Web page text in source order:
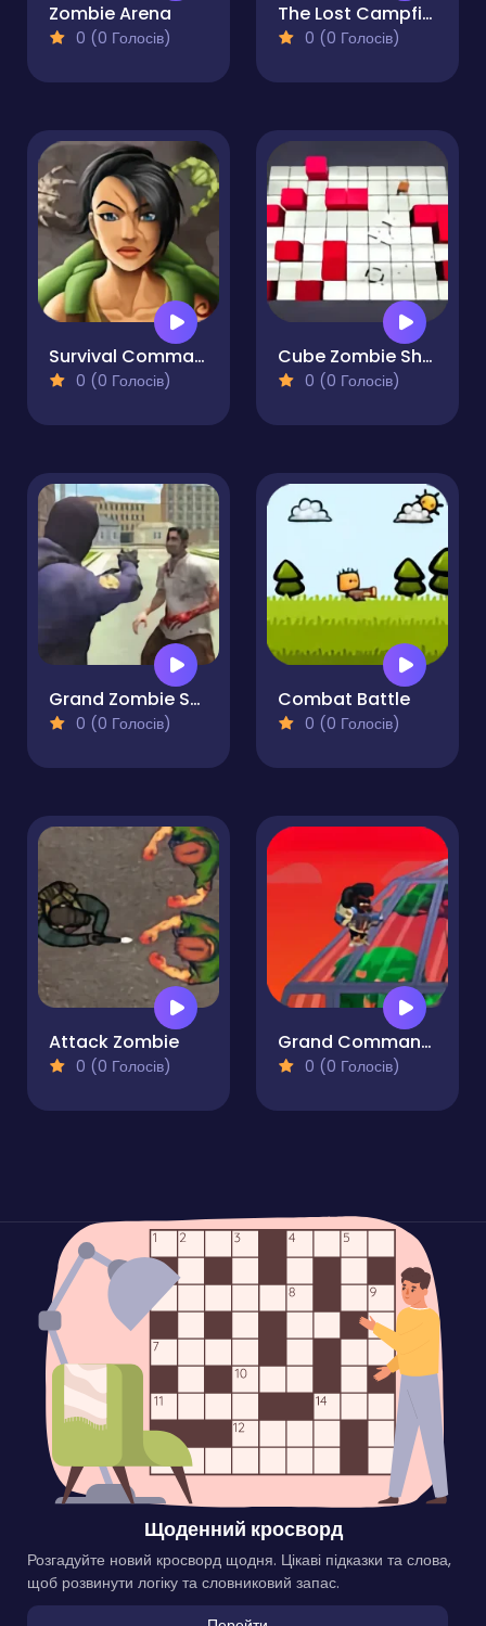
Zombie Arena
0 (0 Голосів)
The Lost Campfire
0 (0 Голосів)
Survival Commando
0 (0 Голосів)
Cube Zombie Shooter
0 (0 Голосів)
Grand Zombie Swarm
0 (0 Голосів)
Combat Battle
0 (0 Голосів)
Attack Zombie
0 (0 Голосів)
Grand Commander
0 (0 Голосів)
Щоденний кросворд
Розгадуйте новий кросворд щодня. Цікаві підказки та слова,
щоб розвинути логіку та словниковий запас.